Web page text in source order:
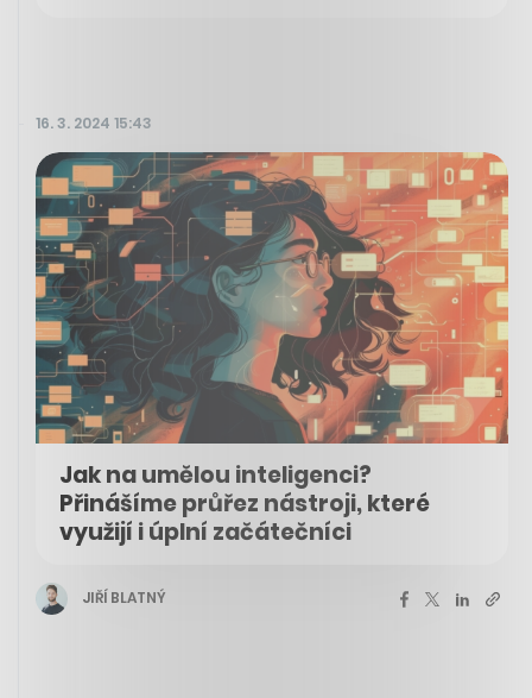
16. 3. 2024 15:43
Jak na umělou inteligenci?
Přinášíme průřez nástroji, které
využijí i úplní začátečníci
JIŘÍ BLATNÝ